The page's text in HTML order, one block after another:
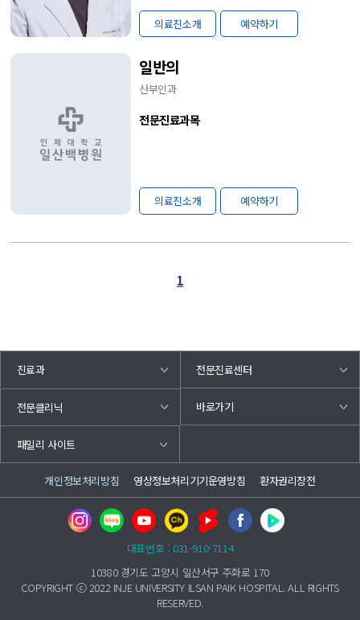
의료진소개 예약하기
일반의
산부인과
전문진료과목
의료진소개 예약하기
1
진료과 전문진료센터
전문클리닉 바로가기
패밀리 사이트
개인정보처리방침 영상정보처리기기운영방침 환자권리장전
대표번호 : 031-910-7114
10380 경기도 고양시 일산서구 주화로 170
COPYRIGHT ⓒ 2022 INJE UNIVERSITY ILSAN PAIK HOSPITAL. ALL RIGHTS
RESERVED.